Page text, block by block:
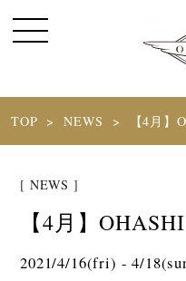
TOP NEWS 【4月
[ NEWS ]
【4月】
2021/4/16(fri) - 4/